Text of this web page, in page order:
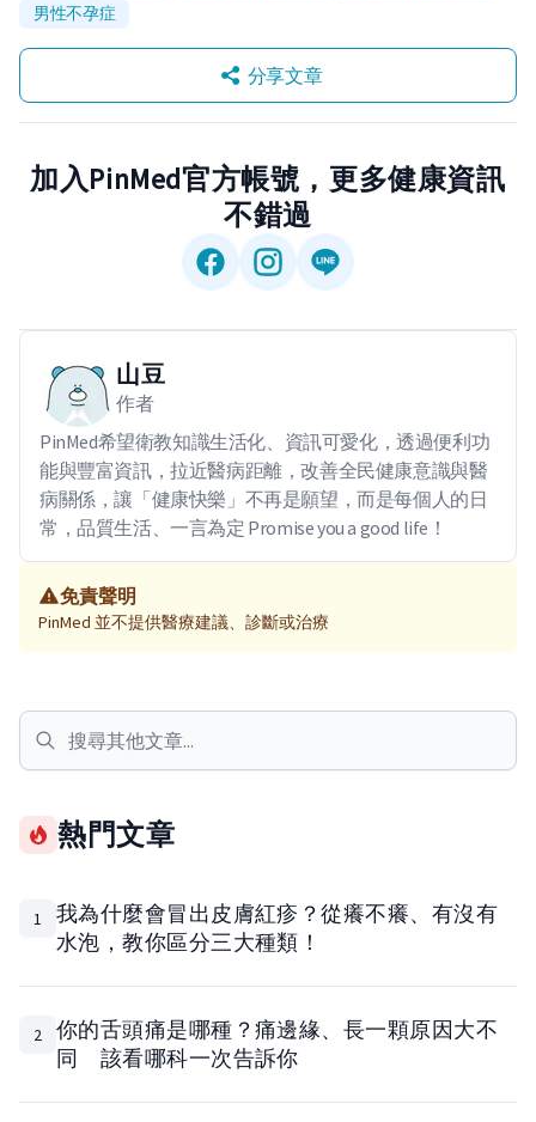
男性不孕症
分享文章
加入PinMed官方帳號，更多健康資訊
不錯過
山豆
作者
PinMed希望衛教知識生活化、資訊可愛化，透過便利功
能與豐富資訊，拉近醫病距離，改善全民健康意識與醫
病關係，讓「健康快樂」不再是願望，而是每個人的日
常，品質生活、一言為定 Promise you a good life！
免責聲明
PinMed 並不提供醫療建議、診斷或治療
熱門文章
1
我為什麼會冒出皮膚紅疹？從癢不癢、有沒有
水泡，教你區分三大種類！
2
你的舌頭痛是哪種？痛邊緣、長一顆原因大不
同 該看哪科一次告訴你